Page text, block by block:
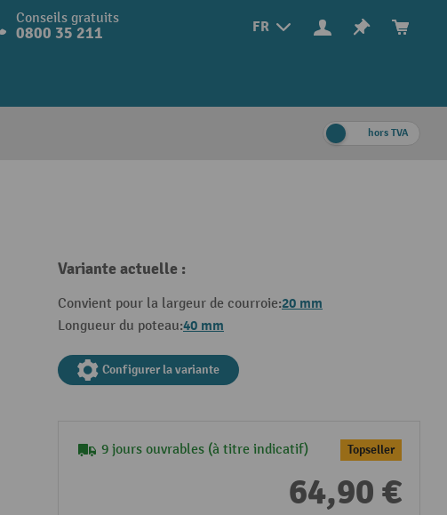
FR
Conseils gratuits
0800 35 211
hors TVA
Variante actuelle :
Convient pour la largeur de courroie:20 mm
Longueur du poteau:40 mm
Configurer la variante
9 jours ouvrables (à titre indicatif) Topseller
64,90 €